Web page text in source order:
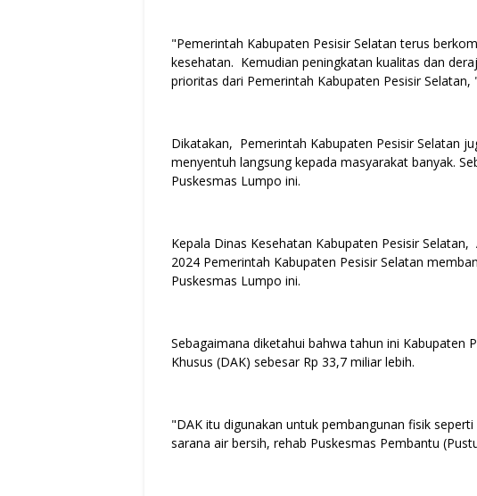
"Pemerintah Kabupaten Pesisir Selatan terus
kesehatan. Kemudian peningkatan kualitas dan
prioritas dari Pemerintah Kabupaten Pesisir Selatan,
Dikatakan, Pemerintah Kabupaten Pesisir Selatan
menyentuh langsung kepada masyarakat banyak.
Puskesmas Lumpo ini.
Kepala Dinas Kesehatan Kabupaten Pesisir
2024 Pemerintah Kabupaten Pesisir Selatan
Puskesmas Lumpo ini.
Sebagaimana diketahui bahwa tahun ini Kabupaten
Khusus (DAK) sebesar Rp 33,7 miliar lebih.
"DAK itu digunakan untuk pembangunan fisik
sarana air bersih, rehab Puskesmas Pembantu